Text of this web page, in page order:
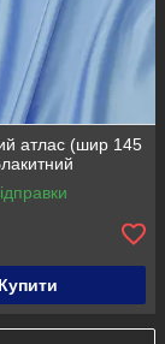
атлас (шир 145
Купити